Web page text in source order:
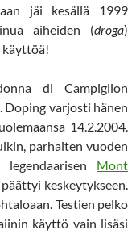
jäi kesällä 1999
aiheiden (droga)
käyttöä!
di Campiglion
Doping varjosti hänen
14.2.2004.
parhaiten vuoden
Mont
keskeytykseen.
Testien pelko
käyttö vain lisäsi